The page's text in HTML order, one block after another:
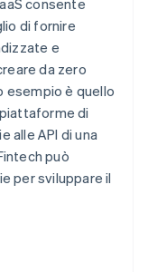
consente
di fornire
e
da zero
esempio è quello
di
alle API di una
può
per sviluppare il